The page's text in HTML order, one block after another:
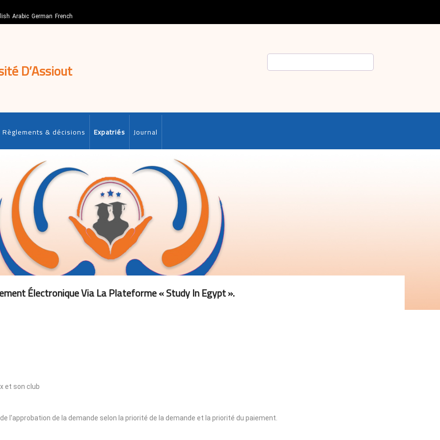
Arabic German French
D’Assiout
Règlements & décisions Expatriés Journal
Électronique Via La Plateforme « Study In Egypt ».
et son club
l'approbation de la demande selon la priorité de la demande et la priorité du paiement.